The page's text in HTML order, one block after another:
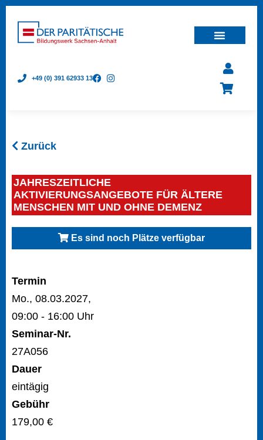
+49 (0) 391 62933 13
Zurück
JAHRESZEITLICHE
AKTIVIERUNGSANGEBOTE FÜR ÄLTERE
MENSCHEN MIT UND OHNE DEMENZ
Es sind noch Plätze verfügbar
Termin
Mo., 08.03.2027,
09:00 - 16:00 Uhr
Seminar-Nr.
27A056
Dauer
eintägig
Gebühr
179,00 €